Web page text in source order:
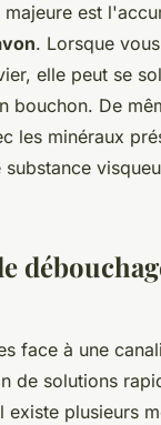
majeure est
. Lorsque
elle peut se
bouchon. De
les minéraux
face à une
de solutions
existe plusieurs